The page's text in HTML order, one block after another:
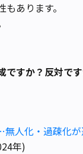
あります。
ですか？反対で
人化・過疎化
年)